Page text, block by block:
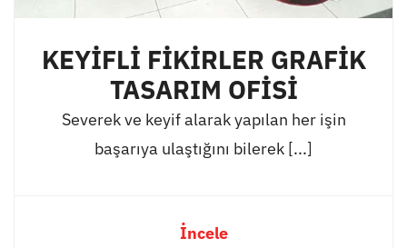
KEYİFLİ FİKİRLER GRAFİK
TASARIM OFİSİ
Severek ve keyif alarak yapılan her işin
başarıya ulaştığını bilerek [...]
İncele